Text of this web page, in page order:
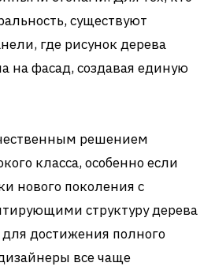
существуют
где рисунок дерева
на фасад, создавая единую
решением
класса, особенно если
нового поколения с
структуру дерева
достижения полного
все чаще